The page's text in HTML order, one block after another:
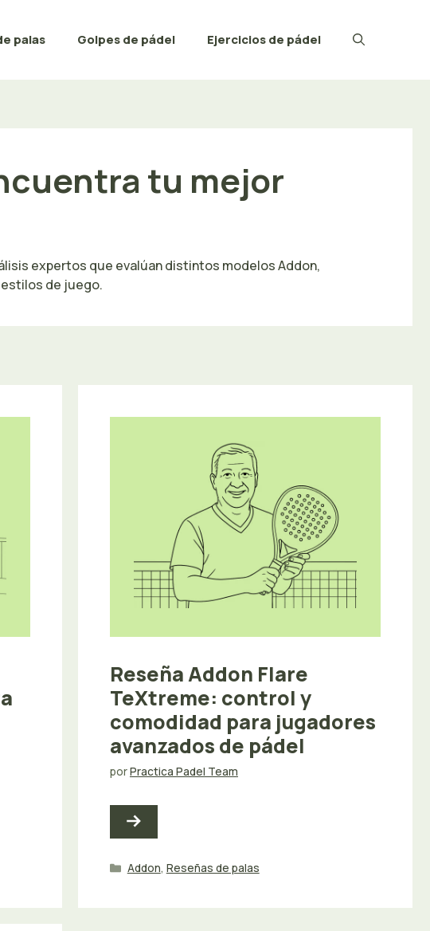
palas Golpes de pádel Ejercicios de pádel
tu mejor
expertos que evalúan distintos modelos Addon,
de juego.
Reseña Addon Flare
TeXtreme: control y
comodidad para jugadores
avanzados de pádel
porPractica Padel Team
Categorías
Addon, Reseñas de palas